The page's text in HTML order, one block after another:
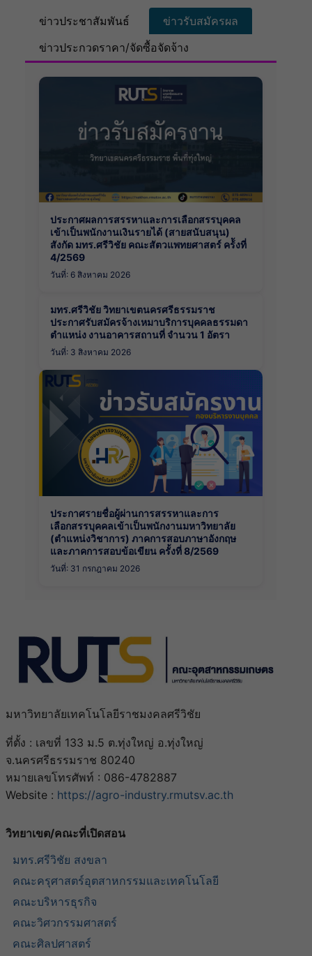
ข่าวประชาสัมพันธ์
ข่าวรับสมัครผล
ข่าวประกวดราคา/จัดซื้อจัดจ้าง
ประกาศผลการสรรหาและการเลือกสรรบุคคล
เข้าเป็นพนักงานเงินรายได้ (สายสนับสนุน)
สังกัด มทร.ศรีวิชัย คณะสัตวแพทยศาสตร์ คร้ังที่
4/2569
วันที่: 6 สิงหาคม 2026
มทร.ศรีวิชัย วิทยาเขตนครศรีธรรมราช
ประกาศรับสมัครจ้างเหมาบริการบุคคลธรรมดา
ตำแหน่ง งานอาคารสถานที่ จำนวน 1 อัตรา
วันที่: 3 สิงหาคม 2026
ประกาศรายชื่อผู้ผ่านการสรรหาและการ
เลือกสรรบุคคลเข้าเป็นพนักงานมหาวิทยาลัย
(ตำแหน่งวิชาการ) ภาคการสอบภาษาอังกฤษ
และภาคการสอบข้อเขียน ครั้งที่ 8/2569
วันที่: 31 กรกฎาคม 2026
มหาวิทยาลัยเทคโนโลยีราชมงคลศรีวิชัย
ที่ตั้ง : เลขที่ 133 ม.5 ต.ทุ่งใหญ่ อ.ทุ่งใหญ่
จ.นครศรีธรรมราช 80240
หมายเลขโทรศัพท์ : 086-4782887
Website : https://agro-industry.rmutsv.ac.th
วิทยาเขต/คณะที่เปิดสอน​
มทร.ศรีวิชัย สงขลา​
คณะครุศาสตร์อุตสาหกรรมและเทคโนโลยี​
คณะบริหารธุรกิจ​
คณะวิศวกรรมศาสตร์​
คณะศิลปศาสตร์​